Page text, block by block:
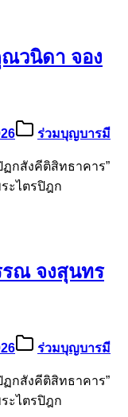
วนิดา จอง
ร่วมบุญบารมี
ฏกสังคีติสิทธาคาร”
ะไตรปิฎก
ณ จงสุนทร
ร่วมบุญบารมี
ฏกสังคีติสิทธาคาร”
ะไตรปิฎก